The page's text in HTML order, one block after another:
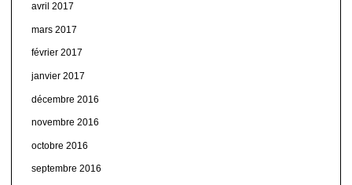
avril 2017
mars 2017
février 2017
janvier 2017
décembre 2016
novembre 2016
octobre 2016
septembre 2016